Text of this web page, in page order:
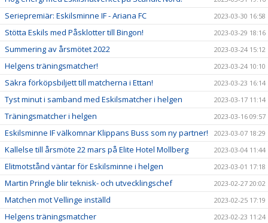
Seriepremiär: Eskilsminne IF - Ariana FC 2023-03-30 16:58
Stötta Eskils med Påsklotter till Bingon! 2023-03-29 18:16
Summering av årsmötet 2022 2023-03-24 15:12
Helgens träningsmatcher! 2023-03-24 10:10
Säkra förköpsbiljett till matcherna i Ettan! 2023-03-23 16:14
Tyst minut i samband med Eskilsmatcher i helgen 2023-03-17 11:14
Träningsmatcher i helgen 2023-03-16 09:57
Eskilsminne IF välkomnar Klippans Buss som ny partner! 2023-03-07 18:29
Kallelse till årsmöte 22 mars på Elite Hotel Mollberg 2023-03-04 11:44
Elitmotstånd väntar för Eskilsminne i helgen 2023-03-01 17:18
Martin Pringle blir teknisk- och utvecklingschef 2023-02-27 20:02
Matchen mot Vellinge inställd 2023-02-25 17:19
Helgens träningsmatcher 2023-02-23 11:24